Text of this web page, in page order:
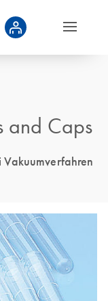
and Caps